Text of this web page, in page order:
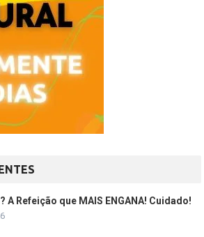
A Refeição que MAIS ENGANA! Cuidado!